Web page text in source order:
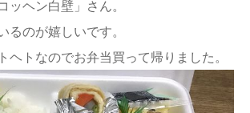
ッヘン白壁」さん。
るのが嬉しいです。
ヘトなのでお弁当買って帰りました。